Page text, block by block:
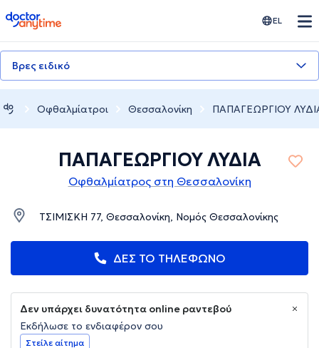
doctoranytime EL
Βρες ειδικό
Οφθαλμίατροι Θεσσαλονίκη ΠΑΠΑΓΕΩΡΓΙΟΥ
ΠΑΠΑΓΕΩΡΓΙΟΥ ΛΥΔΙΑ
Οφθαλμίατρος στη Θεσσαλονίκη
ΤΣΙΜΙΣΚΗ 77, Θεσσαλονίκη, Νομός Θεσσαλονίκης
ΔΕΣ ΤΟ ΤΗΛΕΦΩΝΟ
Δεν υπάρχει δυνατότητα online ραντεβού
Εκδήλωσε το ενδιαφέρον σου
Στείλε αίτημα